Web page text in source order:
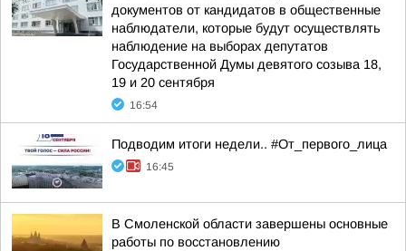
документов от кандидатов в общественные
наблюдатели, которые будут осуществлять
наблюдение на выборах депутатов
Государственной Думы девятого созыва 18,
19 и 20 сентября
16:54
Подводим итоги недели.. #От_первого_лица
16:45
В Смоленской области завершены основные
работы по восстановлению